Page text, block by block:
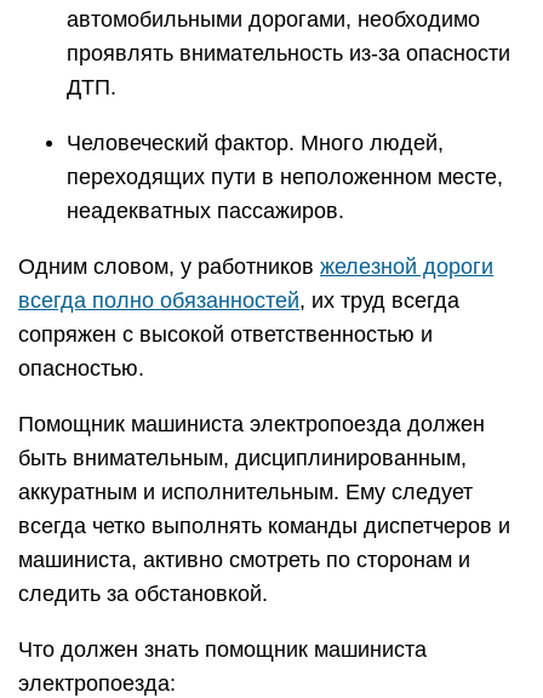
автомобильными дорогами, необходимо
проявлять внимательность из-за опасности
ДТП.
Человеческий фактор. Много людей,
переходящих пути в неположенном месте,
неадекватных пассажиров.
Одним словом, у работников железной дороги
всегда полно обязанностей, их труд всегда
сопряжен с высокой ответственностью и
опасностью.
Помощник машиниста электропоезда должен
быть внимательным, дисциплинированным,
аккуратным и исполнительным. Ему следует
всегда четко выполнять команды диспетчеров и
машиниста, активно смотреть по сторонам и
следить за обстановкой.
Что должен знать помощник машиниста
электропоезда: